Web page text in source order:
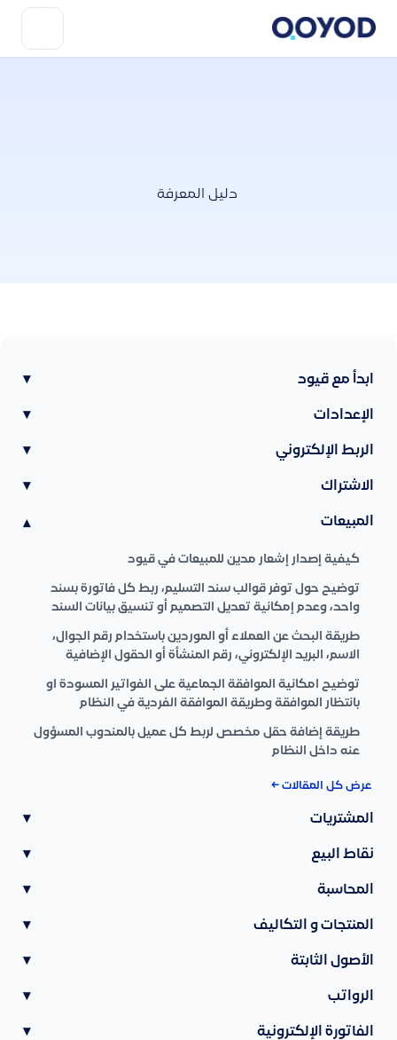
دليل المعرفة
ابدأ مع قيود ▾
الإعدادات ▾
الربط الإلكتروني ▾
الاشتراك ▾
المبيعات ▾
كيفية إصدار إشعار مدين للمبيعات في قيود
توضيح حول توفر قوالب سند التسليم، ربط كل فاتورة بسند
واحد، وعدم إمكانية تعديل التصميم أو تنسيق بيانات السند
طريقة البحث عن العملاء أو الموردين باستخدام رقم الجوال،
الاسم، البريد الإلكتروني، رقم المنشأة أو الحقول الإضافية
توضيح امكانية الموافقة الجماعية على الفواتير المسودة او
بانتظار الموافقة وطريقة الموافقة الفردية في النظام
طريقة إضافة حقل مخصص لربط كل عميل بالمندوب المسؤول
عنه داخل النظام
عرض كل المقالات ←
المشتريات ▾
نقاط البيع ▾
المحاسبة ▾
المنتجات و التكاليف ▾
الأصول الثابتة ▾
الرواتب ▾
الفاتورة الإلكترونية ▾